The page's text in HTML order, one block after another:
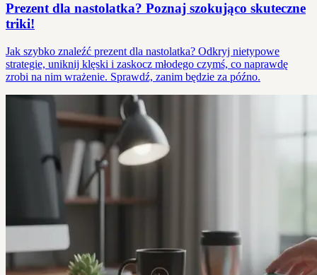
Prezent dla nastolatka? Poznaj szokująco skuteczne
triki!
Jak szybko znaleźć prezent dla nastolatka? Odkryj nietypowe
strategie, uniknij klęski i zaskocz młodego czymś, co naprawdę
zrobi na nim wrażenie. Sprawdź, zanim będzie za późno.